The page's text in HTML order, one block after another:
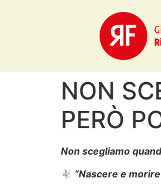
NON
PERÒ
Non scegliamo
“Nascere e